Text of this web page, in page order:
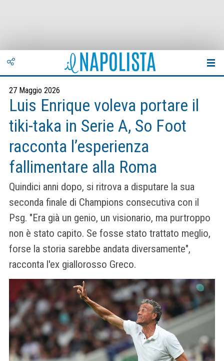
27 Maggio 2026
Luis Enrique voleva portare il
tiki-taka in Serie A, So Foot
racconta l’esperienza
fallimentare alla Roma
Quindici anni dopo, si ritrova a disputare la sua
seconda finale di Champions consecutiva con il
Psg. "Era già un genio, un visionario, ma purtroppo
non è stato capito. Se fosse stato trattato meglio,
forse la storia sarebbe andata diversamente",
racconta l'ex giallorosso Greco.